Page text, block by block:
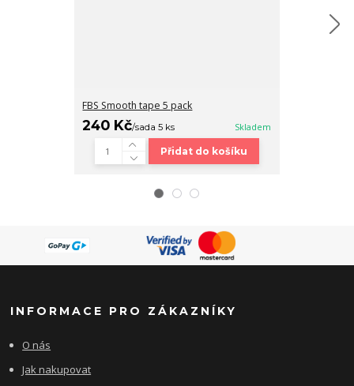
FBS Smooth tape 5 pack
240 Kč/sada 5 ks Skladem
Přidat do košíku
INFORMACE PRO ZÁKAZNÍKY
O nás
Jak nakupovat